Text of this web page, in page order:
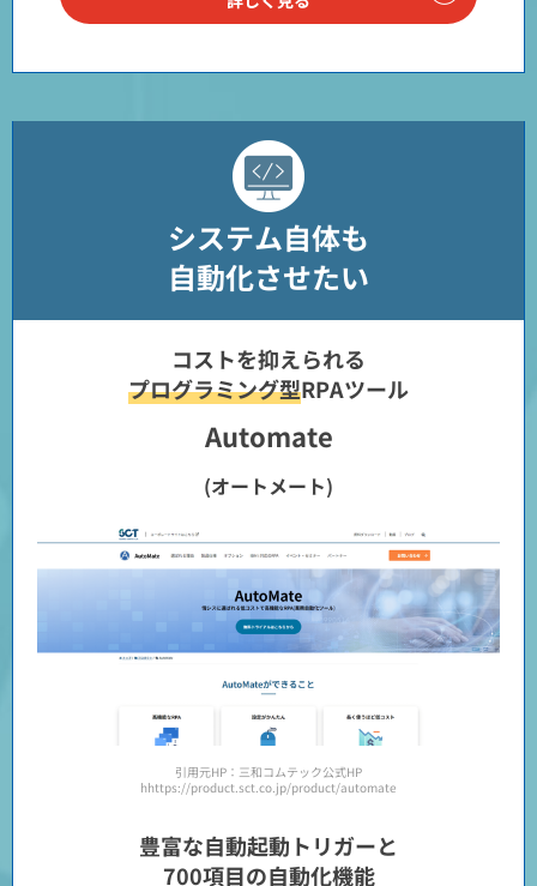
システム自体も
自動化させたい
コストを抑えられる
プログラミング型RPAツール
Automate
(オートメート)
引用元HP：三和コムテック公式HP
hhttps://product.sct.co.jp/product/automate
豊富な自動起動トリガーと
700項目の自動化機能